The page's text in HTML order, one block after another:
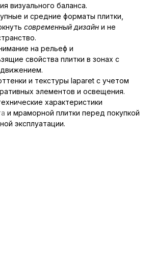
визуального баланса.
и средние форматы плитки,
современный дизайн и не
на рельеф и
свойства плитки в зонах с
и текстуры laparet с учетом
элементов и освещения.
характеристики
и мраморной плитки перед покупкой
эксплуатации.